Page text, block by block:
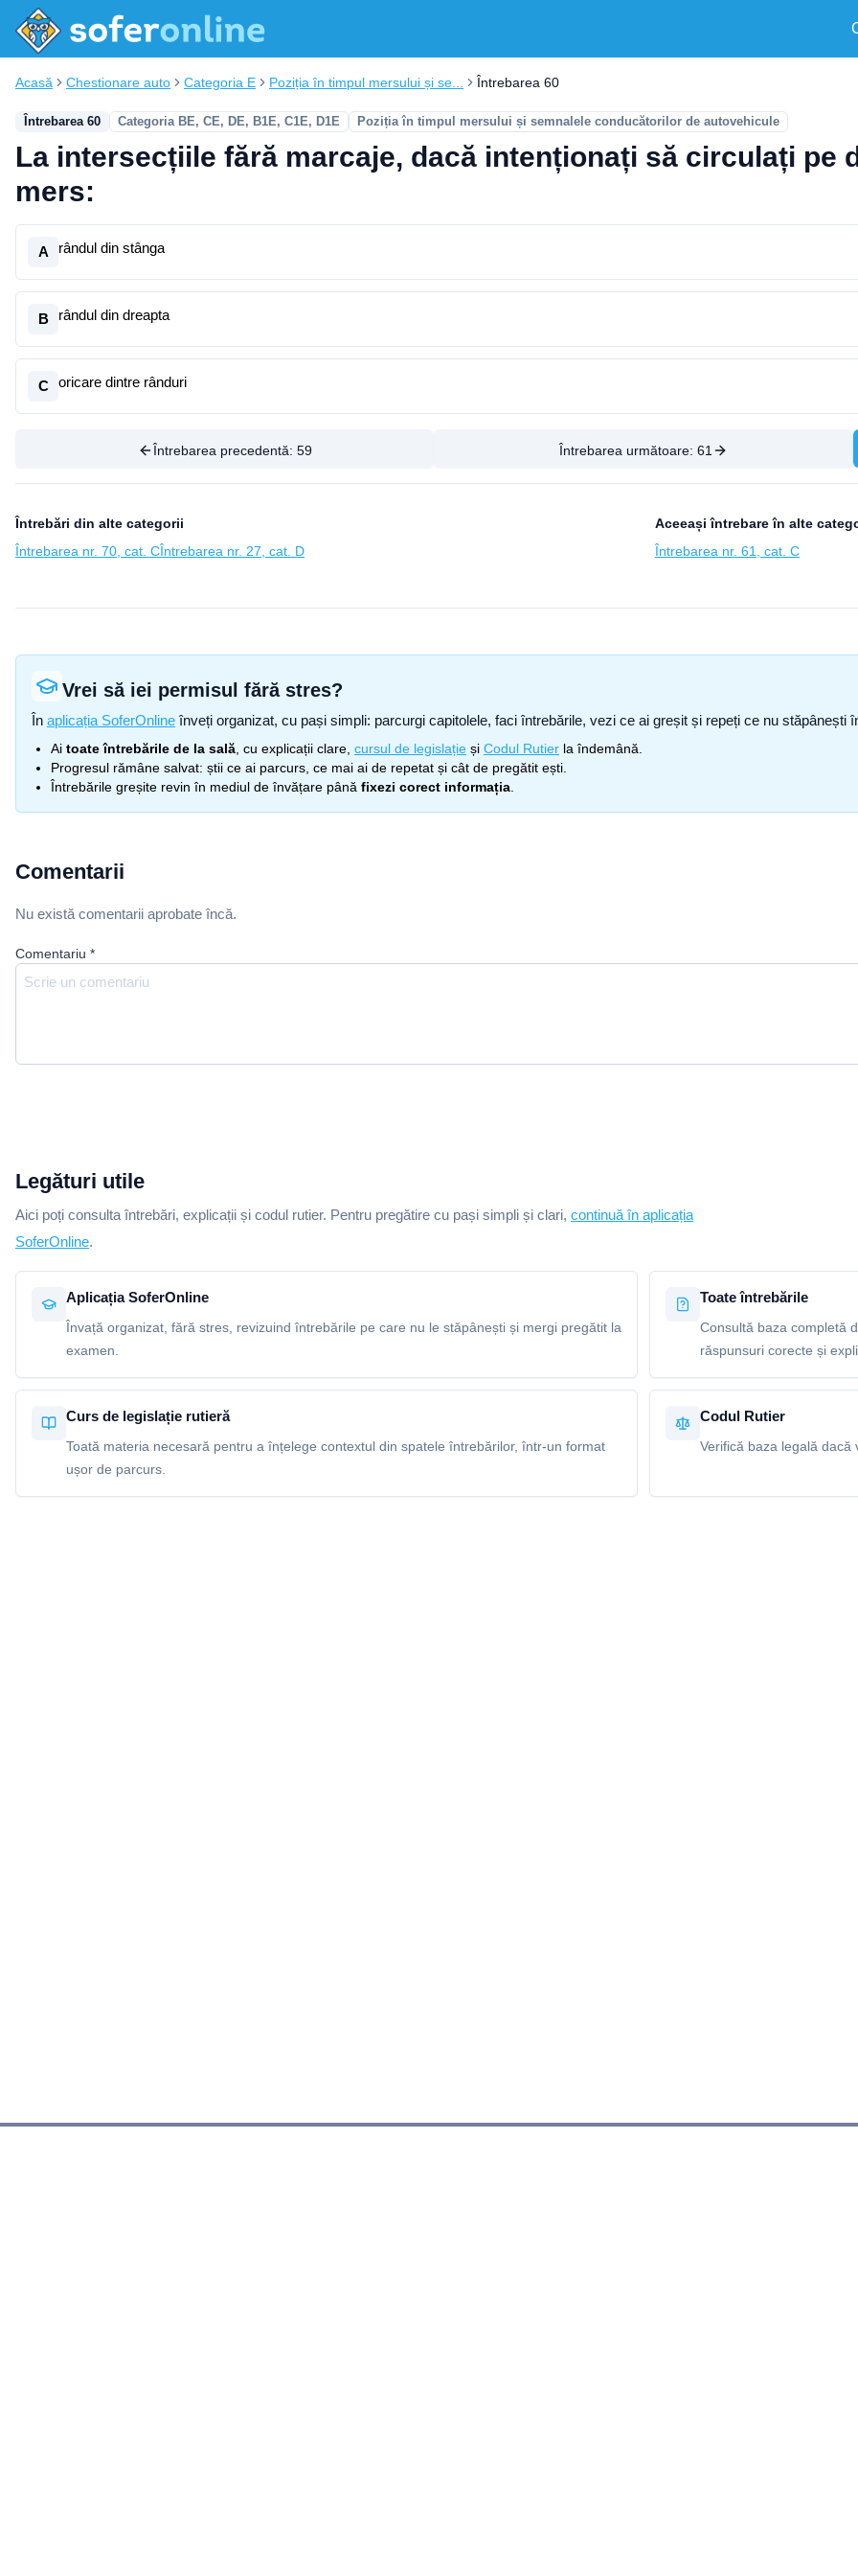
Acasă Chestionare auto Categoria E Poziția în timpul mersului și se... Întrebarea 60
Întrebarea 60 Categoria BE, CE, DE, B1E, C1E, D1E Poziția în timpul mersului și semnalele conducătorilor de autovehicule
La intersecțiile fără marcaje, dacă intenționați să circulați pe
mers:
A rândul din stânga
B rândul din dreapta
C oricare dintre rânduri
Întrebarea precedentă: 59 Întrebarea următoare: 61
Întrebări din alte categorii
Întrebarea nr. 70, cat. CÎntrebarea nr. 27, cat. D
Aceeași întrebare în alte
Întrebarea nr. 61, cat. C
Vrei să iei permisul fără stres?
În aplicația SoferOnline înveți organizat, cu pași simpli: parcurgi capitolele, faci întrebările, vezi ce ai greșit și repeți ce nu
Ai toate întrebările de la sală , cu explicații clare, cursul de legislație și Codul Rutier la îndemână.
Progresul rămâne salvat: știi ce ai parcurs, ce mai ai de repetat și cât de pregătit ești.
Întrebările greșite revin în mediul de învățare până fixezi corect informația
Comentarii
Nu există comentarii aprobate încă.
Comentariu *
Legături utile
Aici poți consulta întrebări, explicații și codul rutier. Pentru pregătire cu pași simpli și clari, continuă în aplicația
SoferOnline.
Aplicația SoferOnline
Învață organizat, fără stres, revizuind întrebările pe care nu le stăpânești și mergi pregătit la
examen.
Toate întrebările
Consultă baza completă
răspunsuri corecte și
Curs de legislație rutieră
Toată materia necesară pentru a înțelege contextul din spatele întrebărilor, într-un format
ușor de parcurs.
Codul Rutier
Verifică baza legală dacă